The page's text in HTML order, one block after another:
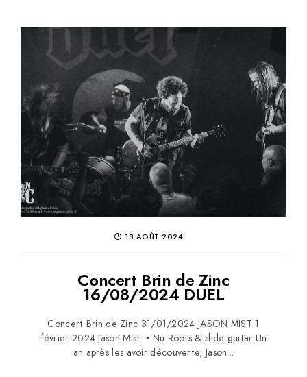
18 AOÛT 2024
Concert Brin de Zinc
16/08/2024 DUEL
Concert Brin de Zinc 31/01/2024 JASON MIST 1
février 2024 Jason Mist • Nu Roots & slide guitar Un
an après les avoir découverte, Jason...